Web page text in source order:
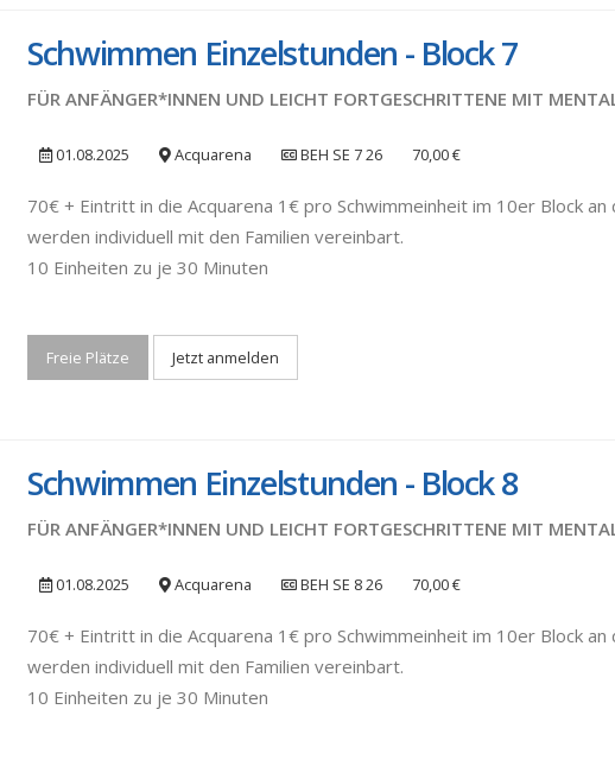
Schwimmen Einzelstunden - Block 7
FÜR ANFÄNGER*INNEN UND LEICHT FORTGESCHRITTENE MIT
01.08.2025 Acquarena BEH SE 7 26 70,00 €
70€ + Eintritt in die Acquarena 1€ pro Schwimmeinheit im 10er Block
werden individuell mit den Familien vereinbart.
10 Einheiten zu je 30 Minuten
Freie Plätze Jetzt anmelden
Schwimmen Einzelstunden - Block 8
FÜR ANFÄNGER*INNEN UND LEICHT FORTGESCHRITTENE MIT
01.08.2025 Acquarena BEH SE 8 26 70,00 €
70€ + Eintritt in die Acquarena 1€ pro Schwimmeinheit im 10er Block
werden individuell mit den Familien vereinbart.
10 Einheiten zu je 30 Minuten